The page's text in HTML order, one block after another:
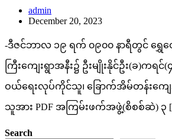
admin
December 20, 2023
-ဒီဇင်ဘာလ ၁၉ ရက် ၀၉၀၀ နာရီတွင် ရွှေ
ကြီးကျေးရွာအနီး၌ ဦးမျိုးနိုင်ဦး(ခ)ကရင်(၄
ဝယ်ရေးလုပ်ကိုင်သူ၊ ခြောက်အိမ်တန်းကျေ
သူအား PDF အကြမ်းဖက်အဖွဲ့(စိစစ်ဆဲ) ၃
Search